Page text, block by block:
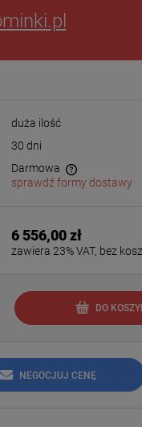
duża ilość
30 dni
Darmowa
sprawdź formy dostawy
6 556,00 zł
zawiera 23% VAT, bez
DO
NEGOCJUJ CENĘ